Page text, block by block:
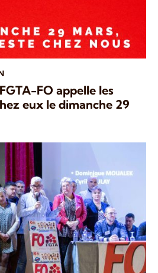
FO appelle les
eux le dimanche 29